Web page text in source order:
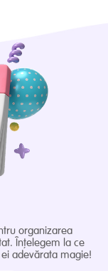
organizarea
Înțelegem la ce
adevărata magie!